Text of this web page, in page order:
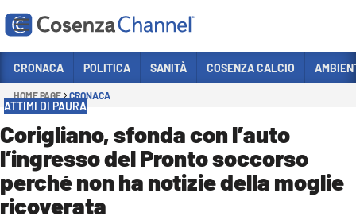
Sezioni
CRONACA
POLITICA
COSENZA CALCIO
ECONOMIA E LAVORO
CRONACA POLITICA SANITÀ COSENZA CALCIO
HOME PAGE CRONACA
ATTIMI DI PAURA
Corigliano, sfonda con l’auto
l’ingresso del Pronto soccorso
perché non ha notizie della moglie
ricoverata